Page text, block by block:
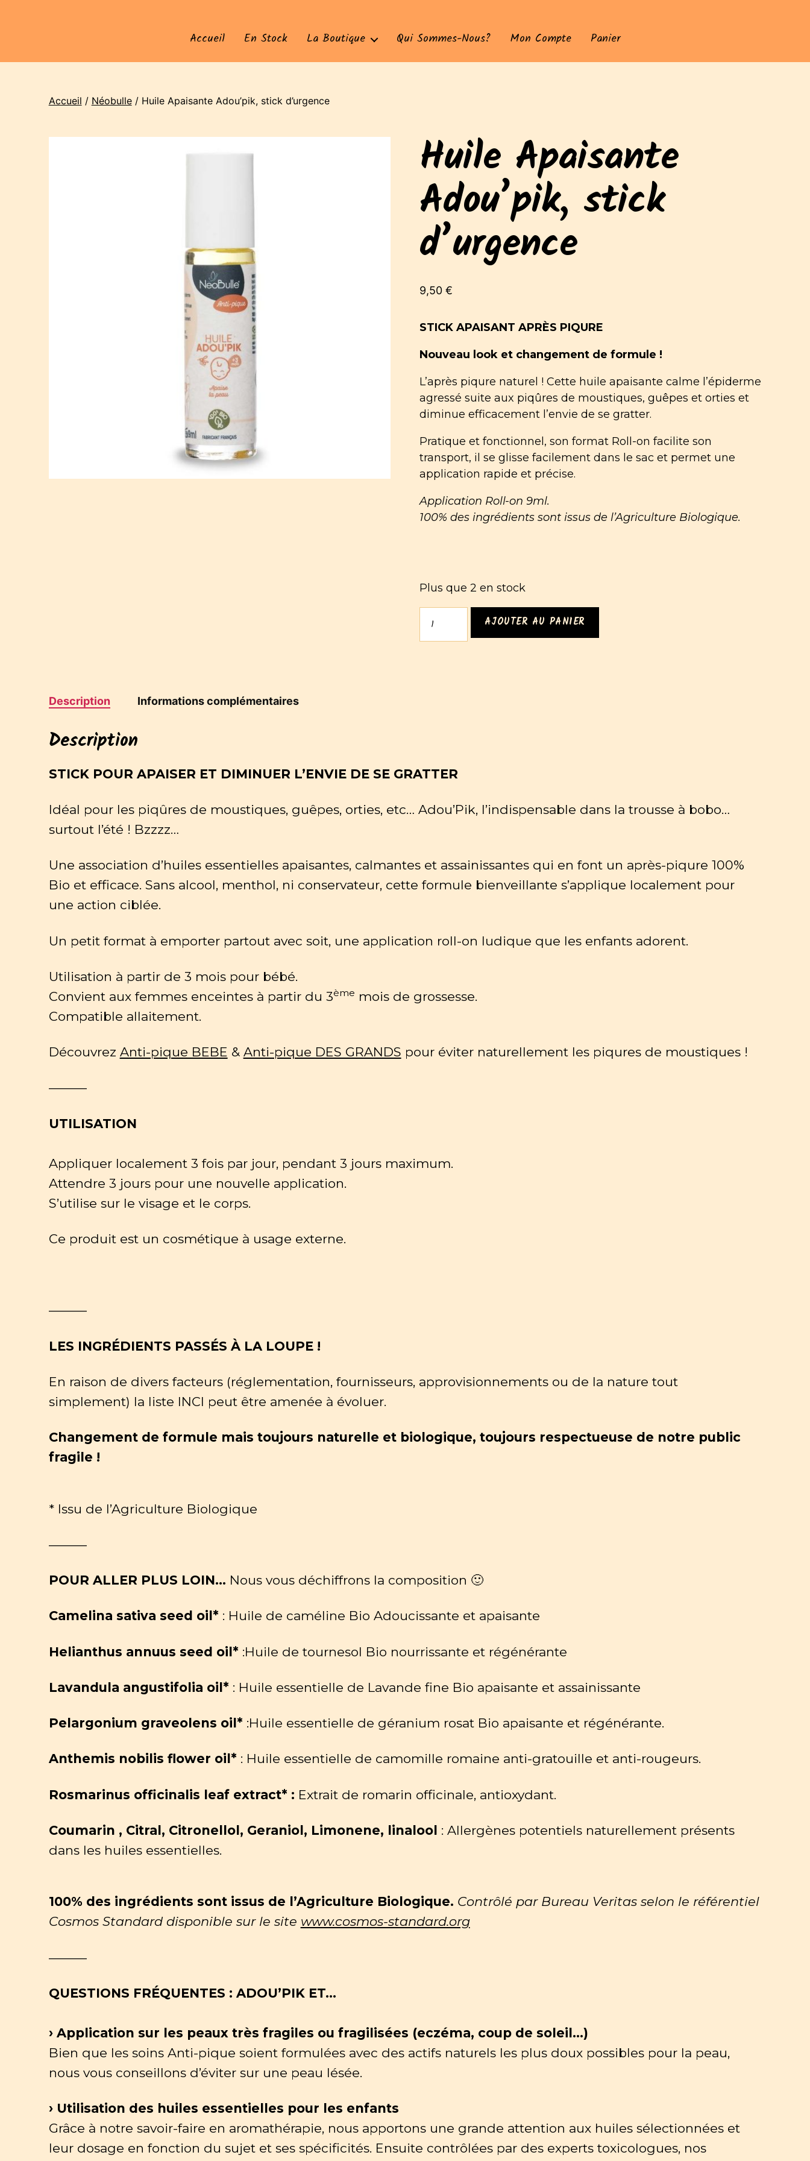
Accueil En Stock La Boutique Qui Sommes-Nous? Mon Compte Panier
Accueil / Néobulle/ Huile Apaisante Adou’pik, stick d’urgence
Huile Apaisante
Adou’pik, stick
d’urgence
9,50 €
STICK APAISANT APRÈS PIQURE
Nouveau look et changement de formule !
L’après piqure naturel ! Cette huile apaisante calme l’épiderme
agressé suite aux piqûres de moustiques, guêpes et orties et
diminue efficacement l’envie de se gratter.
Pratique et fonctionnel, son format Roll-on facilite son
transport, il se glisse facilement dans le sac et permet une
application rapide et précise.
Application Roll-on 9ml.
100% des ingrédients sont issus de l’Agriculture Biologique.
Plus que 2 en stock
Huile
AJOUTER AU PANIER
Description Informations complémentaires
Description
STICK POUR APAISER ET DIMINUER L’ENVIE DE SE GRATTER
Idéal pour les piqûres de moustiques, guêpes, orties, etc… Adou’Pik, l’indispensable dans la trousse à bobo…
surtout l’été ! Bzzzz…
Une association d’huiles essentielles apaisantes, calmantes et assainissantes qui en font un après-piqure 100%
Bio et efficace. Sans alcool, menthol, ni conservateur, cette formule bienveillante s’applique localement pour
une action ciblée.
Un petit format à emporter partout avec soit, une application roll-on ludique que les enfants adorent.
Utilisation à partir de 3 mois pour bébé.
Convient aux femmes enceintes à partir du 3ème mois de grossesse.
Compatible allaitement.
Découvrez Anti-pique BEBE & Anti-pique DES GRANDS pour éviter naturellement les piqures de moustiques !
———
UTILISATION
Appliquer localement 3 fois par jour, pendant 3 jours maximum.
Attendre 3 jours pour une nouvelle application.
S’utilise sur le visage et le corps.
Ce produit est un cosmétique à usage externe.
———
LES INGRÉDIENTS PASSÉS À LA LOUPE !
En raison de divers facteurs (réglementation, fournisseurs, approvisionnements ou de la nature tout
simplement) la liste INCI peut être amenée à évoluer.
Changement de formule mais toujours naturelle et biologique, toujours respectueuse de notre public
fragile !
* Issu de l’Agriculture Biologique
———
POUR ALLER PLUS LOIN… Nous vous déchiffrons la composition 🙂
Camelina sativa seed oil* : Huile de caméline Bio Adoucissante et apaisante
Helianthus annuus seed oil* :Huile de tournesol Bio nourrissante et régénérante
Lavandula angustifolia oil* : Huile essentielle de Lavande fine Bio apaisante et assainissante
Pelargonium graveolens oil* :Huile essentielle de géranium rosat Bio apaisante et régénérante.
Anthemis nobilis flower oil* : Huile essentielle de camomille romaine anti-gratouille et anti-rougeurs.
Rosmarinus officinalis leaf extract* : Extrait de romarin officinale, antioxydant.
Coumarin , Citral, Citronellol, Geraniol, Limonene, linalool : Allergènes potentiels naturellement présents
dans les huiles essentielles.
100% des ingrédients sont issus de l’Agriculture Biologique. Contrôlé par Bureau Veritas selon le référentiel
Cosmos Standard disponible sur le site www.cosmos-standard.org
———
QUESTIONS FRÉQUENTES : ADOU’PIK ET…
› Application sur les peaux très fragiles ou fragilisées (eczéma, coup de soleil…)
Bien que les soins Anti-pique soient formulées avec des actifs naturels les plus doux possibles pour la peau,
nous vous conseillons d’éviter sur une peau lésée.
› Utilisation des huiles essentielles pour les enfants
Grâce à notre savoir-faire en aromathérapie, nous apportons une grande attention aux huiles sélectionnées et
leur dosage en fonction du sujet et ses spécificités. Ensuite contrôlées par des experts toxicologues, nos